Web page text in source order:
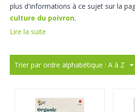
plus d'informations à ce sujet sur la
culture du poivron.
Lire la suite
Trier par ordre alphabétique : A à Z